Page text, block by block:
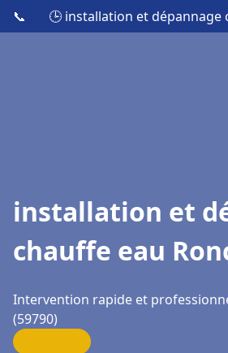
📞 🕒 installation et dépannage
installation et
chauffe eau
Intervention rapide et
(59790)